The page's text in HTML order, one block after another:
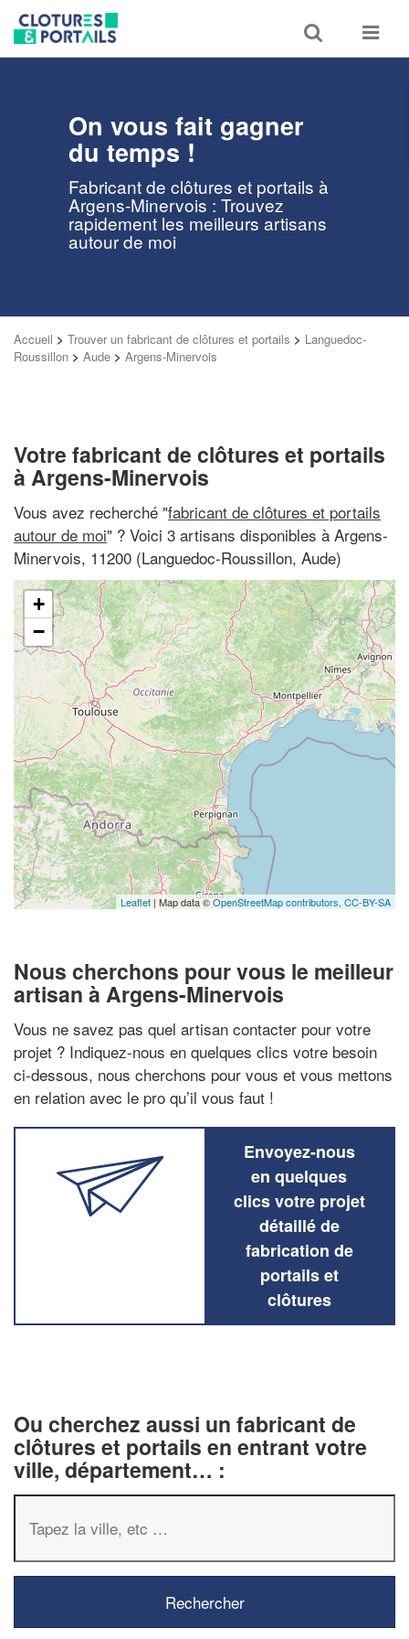
Toggle
search
Toggle
On vous fait gagner
du temps !
Fabricant de clôtures et portails à
Argens-Minervois : Trouvez
rapidement les meilleurs artisans
autour de moi
Accueil > Trouver un fabricant de clôtures et portails > Languedoc-
Roussillon > Aude > Argens-Minervois
Votre fabricant de clôtures et portails
à Argens-Minervois
Vous avez recherché "fabricant de clôtures et portails
autour de moi" ? Voici 3 artisans disponibles à Argens-
Minervois, 11200 (Languedoc-Roussillon, Aude)
+
−
Leaflet | Map data ©OpenStreetMap contributors, CC-BY-SA
Nous cherchons pour vous le meilleur
artisan à Argens-Minervois
Vous ne savez pas quel artisan contacter pour votre
projet ? Indiquez-nous en quelques clics votre besoin
ci-dessous, nous cherchons pour vous et vous mettons
en relation avec le pro qu’il vous faut !
Envoyez-nous
en quelques
clics votre projet
détaillé de
fabrication de
portails et
clôtures
Ou cherchez aussi un fabricant de
clôtures et portails en entrant votre
ville, département… :